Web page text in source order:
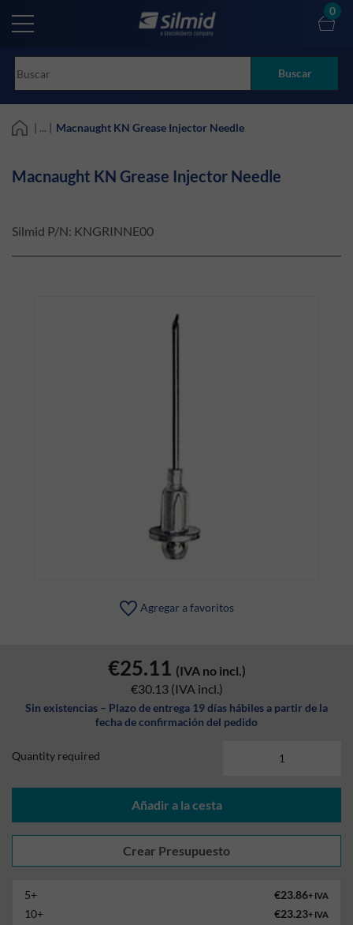
main
Buscar
0
| ... | Macnaught KN Grease Injector Needle
Macnaught KN Grease Injector Needle
Silmid P/N: KNGRINNE00
Agregar a favoritos
€25.11 (IVA no incl.)
€30.13 (IVA incl.)
Sin existencias – Plazo de entrega 19 días hábiles a partir de la
fecha de confirmación del pedido
Quantity required
Añadir a la cesta
5+ €23.86+ IVA
10+ €23.23+ IVA